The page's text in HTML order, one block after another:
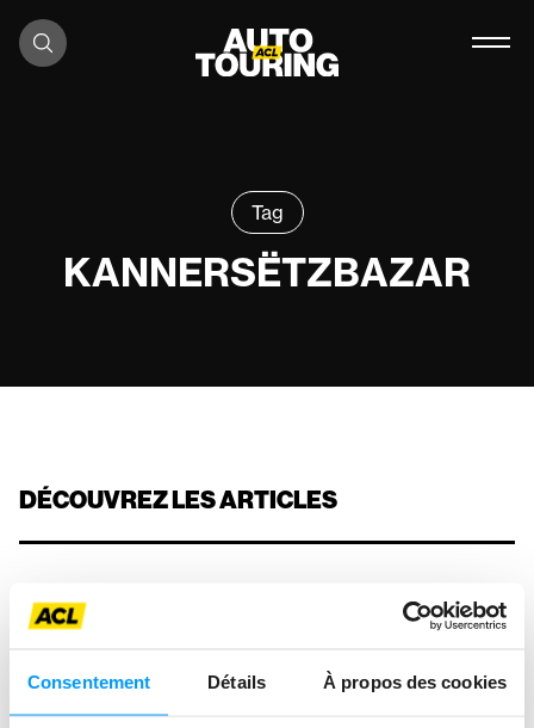
Consentement Détails À propos des cookies
Aller au contenu
Tag
KANNERSËTZBAZAR
DÉCOUVREZ LES ARTICLES